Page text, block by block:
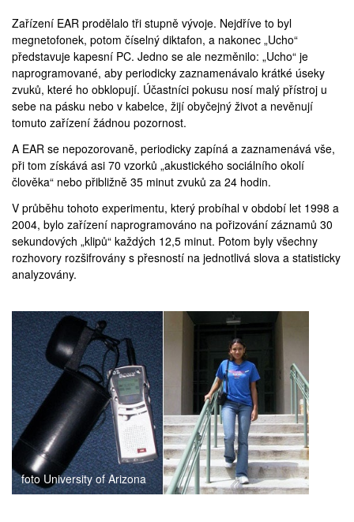
Zařízení EAR prodělalo tři stupně vývoje. Nejdříve to byl
megnetofonek, potom číselný diktafon, a nakonec „Ucho“
představuje kapesní PC. Jedno se ale nezměnilo: „Ucho“ je
naprogramované, aby periodicky zaznamenávalo krátké úseky
zvuků, které ho obklopují. Účastníci pokusu nosí malý přístroj u
sebe na pásku nebo v kabelce, žijí obyčejný život a nevěnují
tomuto zařízení žádnou pozornost.
A EAR se nepozorovaně, periodicky zapíná a zaznamenává vše,
při tom získává asi 70 vzorků „akustického sociálního okolí
člověka“ nebo přibližně 35 minut zvuků za 24 hodin.
V průběhu tohoto experimentu, který probíhal v období let 1998 a
2004, bylo zařízení naprogramováno na pořizování záznamů 30
sekundových „klipů“ každých 12,5 minut. Potom byly všechny
rozhovory rozšifrovány s přesností na jednotlivá slova a statisticky
analyzovány.
foto University of Arizona